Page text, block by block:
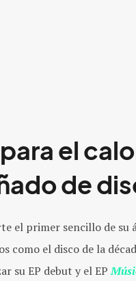
el
de
el primer sencillo de su
como el disco de la
su EP debut y el EP